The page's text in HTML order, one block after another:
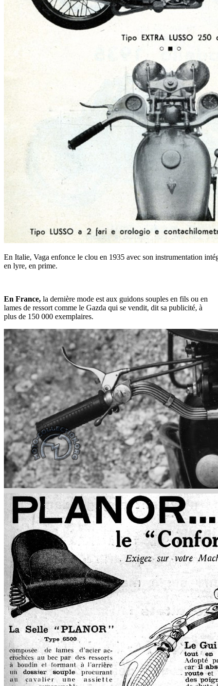
En Italie, Vaga enfonce le clou en 1935 avec son instrumentation
en lyre, en prime.
En France, la dernière mode est aux guidons souples en fils ou en
lames de ressort comme le Gazda qui se vendit, dit sa publicité, à
plus de 150 000 exemplaires.